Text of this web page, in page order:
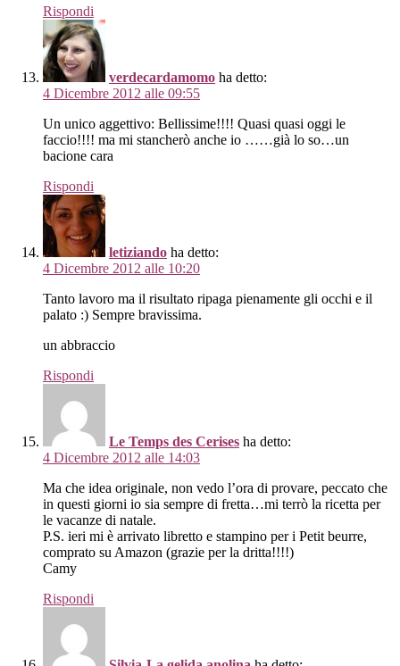
Rispondi
verdecardamomo ha detto:
4 Dicembre 2012 alle 09:55
Un unico aggettivo: Bellissime!!!! Quasi quasi oggi le
faccio!!!! ma mi stancherò anche io ……già lo so…un
bacione cara
Rispondi
letiziando ha detto:
4 Dicembre 2012 alle 10:20
Tanto lavoro ma il risultato ripaga pienamente gli occhi e il
palato :) Sempre bravissima.
un abbraccio
Rispondi
Le Temps des Cerises ha detto:
4 Dicembre 2012 alle 14:03
Ma che idea originale, non vedo l’ora di provare, peccato che
in questi giorni io sia sempre di fretta…mi terrò la ricetta per
le vacanze di natale.
P.S. ieri mi è arrivato libretto e stampino per i Petit beurre,
comprato su Amazon (grazie per la dritta!!!!)
Camy
Rispondi